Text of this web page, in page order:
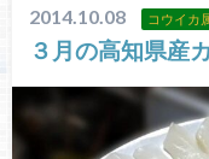
2014.10.08 コウイカ
３月の高知県産